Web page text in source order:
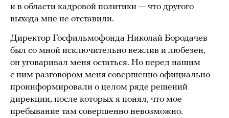
и в области кадровой политики — что другого
выхода мне не отставили.
Директор Госфильмофонда Николай Бородачев
был со мной исключительно вежлив и любезен,
он уговаривал меня остаться. Но перед нашим
с ним разговором меня совершенно официально
проинформировали о целом ряде решений
дирекции, после которых я понял, что мое
пребывание там совершенно невозможно.